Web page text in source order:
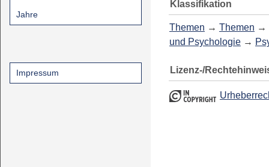
Jahre
Impressum
Klassifikation
Themen → Themen →
und Psychologie →
Lizenz-/